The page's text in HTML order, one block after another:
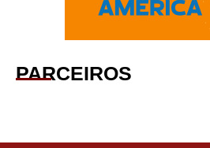
PARCEIROS